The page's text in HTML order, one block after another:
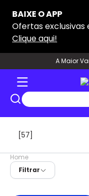
A Maior
[57]
Home
Filtrar